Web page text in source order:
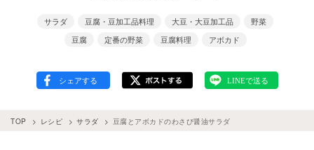
サラダ 豆腐・豆加工品料理 大豆・大豆加工品
野菜
豆腐
定番の野菜 豆腐料理 アボカド
TOP レシピ サラダ 豆腐とアボカドのわさび醤油サラダ